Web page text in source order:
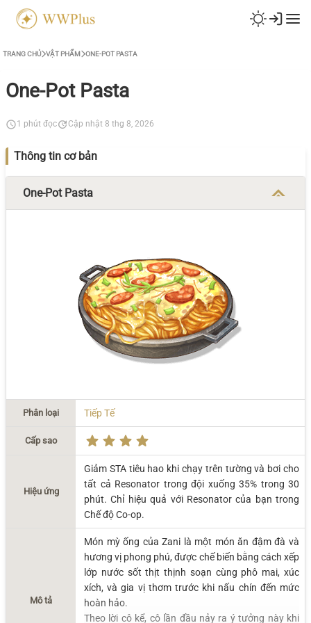
TRANG CHỦ VẬT PHẨM ONE-POT PASTA
One-Pot Pasta
1 phút đọc Cập nhật 8 thg 8, 2026
Thông tin cơ bản
One-Pot Pasta
Phân loại Tiếp Tế
Cấp sao
Hiệu ứng
Giảm STA tiêu hao khi chạy trên tường và bơi cho
tất cả Resonator trong đội xuống 35% trong 30
phút. Chỉ hiệu quả với Resonator của bạn trong
Chế độ Co-op.
Mô tả
Món mỳ ống của Zani là một món ăn đậm đà và
hương vị phong phú, được chế biến bằng cách xếp
lớp nước sốt thịt thịnh soạn cùng phô mai, xúc
xích, và gia vị thơm trước khi nấu chín đến mức
hoàn hảo.
Theo lời cô kể, cô lần đầu nảy ra ý tưởng này khi